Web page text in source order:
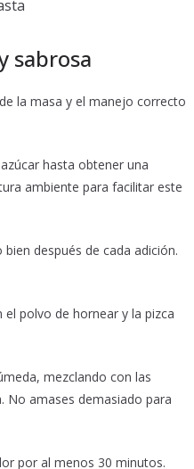
sabrosa
la masa y el manejo correcto
hasta obtener una
ambiente para facilitar este
después de cada adición.
polvo de hornear y la pizca
mezclando con las
No amases demasiado para
por al menos 30 minutos.